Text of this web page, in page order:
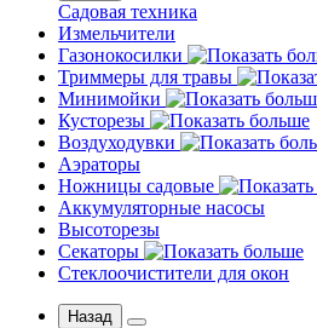
Садовая техника
Измельчители
Газонокосилки
Триммеры для травы
Минимойки
Кусторезы
Воздуходувки
Аэраторы
Ножницы садовые
Аккумуляторные насосы
Высоторезы
Секаторы
Стеклоочистители для окон
Назад